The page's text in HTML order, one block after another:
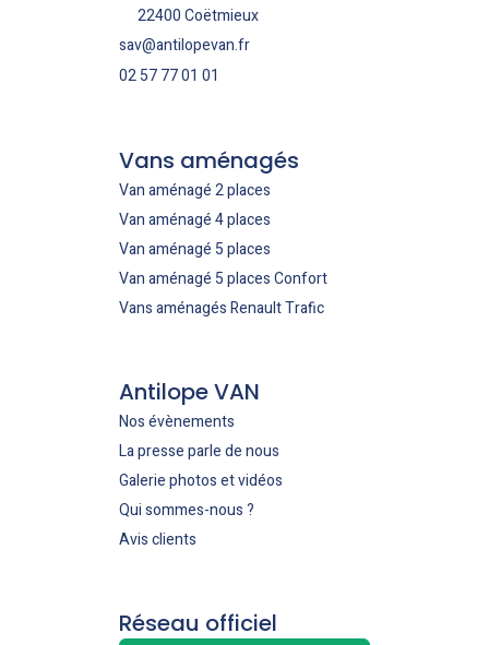
22400 Coëtmieux
sav@antilopevan.fr
02 57 77 01 01
Vans aménagés
Van aménagé 2 places
Van aménagé 4 places
Van aménagé 5 places
Van aménagé 5 places Confort
Vans aménagés Renault Trafic
Antilope VAN
Nos évènements
La presse parle de nous
Galerie photos et vidéos
Qui sommes-nous ?
Avis clients
Réseau officiel